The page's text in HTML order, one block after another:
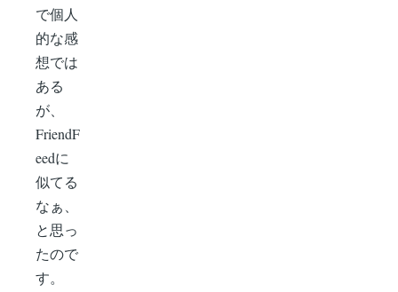
で個人
的な感
想では
ある
が、
FriendF
eedに
似てる
なぁ、
と思っ
たので
す。